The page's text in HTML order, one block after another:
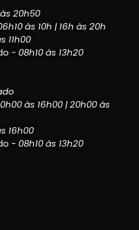
às 20h50
às 10h | 16h às 20h
11h00
- 08h10 às 13h20
às 16h00 | 20h00 às
16h00
- 08h10 às 13h20